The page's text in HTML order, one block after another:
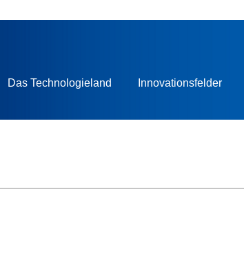
Das Technologieland Innovationsfelder